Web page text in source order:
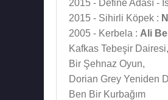
2015 - Define Adası -
2015 - Sihirli Köpek :
2005 - Kerbela : Ali
Kafkas Tebeşir Dairesi,
Bir Şehnaz Oyun,
Dorian Grey Yeniden
Ben Bir Kurbağım